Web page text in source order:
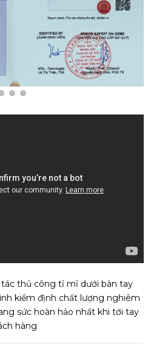
thủ công tỉ mỉ dưới bàn tay
kiểm định chất lượng nghiêm
sức hoàn hảo nhất khi tới tay
hàng